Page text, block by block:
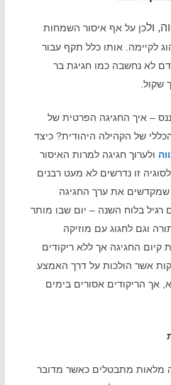
ולכן על אף איסור השמחות
לקיימה. אותו כלל תקף עבור
לא נחשבה כמו חגיגת בר
שקול.
– איך החגיגה הפרטית של
של הקהילה היהודית? כיצד
ולערוך חגיגה למרות האיסור
זו נדרשים לא מעט רבנים
שמקדשים את ערך החגיגה
רגיל בלוח השנה – יום שבו מותר
וגם לחגוג עם מוזיקה
קיום החגיגה אך ללא ריקודים
אשר הולכות על דרך האמצע
הריקודים אסורים בימים
מלאות מתבטלים כאשר מדובר